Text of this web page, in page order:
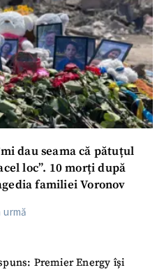
dau seama că pătuțul
loc”. 10 morți după
familiei Voronov
urmă
Premier Energy își